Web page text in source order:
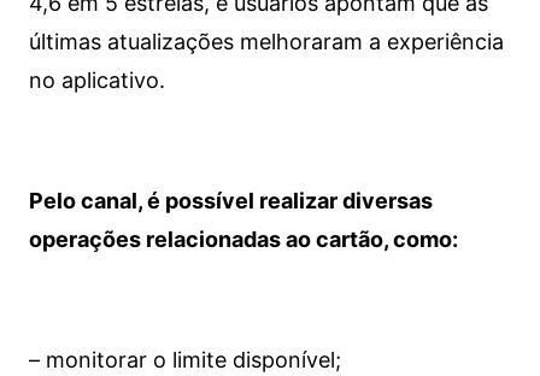
últimas atualizações melhoraram a experiência
no aplicativo.
Pelo canal, é possível realizar diversas
operações relacionadas ao cartão, como:
– monitorar o limite disponível;